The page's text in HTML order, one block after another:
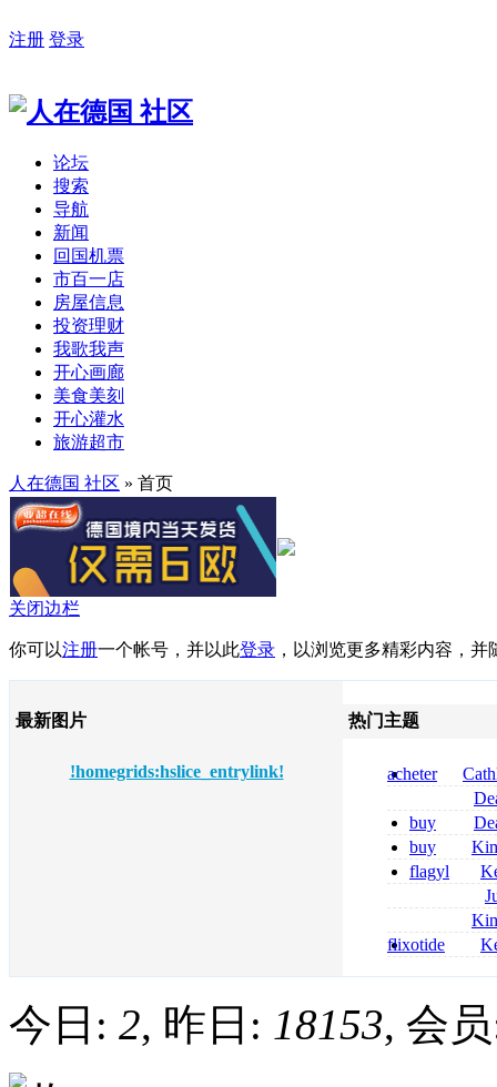
注册 登录
论坛
搜索
导航
新闻
回国机票
市百一店
房屋信息
投资理财
我歌我声
开心画廊
美食美刻
开心灌水
旅游超市
人在德国 社区 » 首页
关闭边栏
你可以注册一个帐号，并以此登录 ，以浏览更多精彩内容，
最新图片
!homegrids:hslice_entrylink!
热门主题
acheter
dapsone site
tizanidine
sans
buy
pregabalin
pregabalin
buy
zolpidem usa
flagyl
online
roxithromycin
sécurité
nolvadex
flixotide
今日: 2, 昨日: 18153, 会